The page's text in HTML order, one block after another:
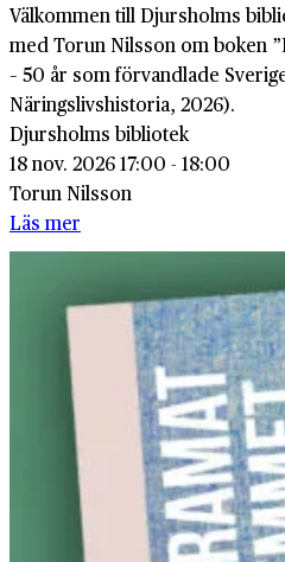
Välkommen till Djursholms
med Torun Nilsson om boken
– 50 år som förvandlade
Näringslivshistoria, 2026).
Djursholms bibliotek
18 nov. 2026 17:00 - 18:00
Torun Nilsson
Läs mer